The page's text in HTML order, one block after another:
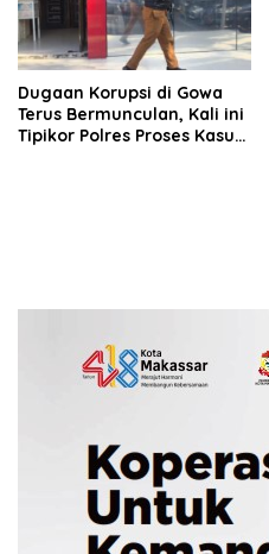
Dugaan Korupsi di Gowa
Terus Bermunculan, Kali ini
Tipikor Polres Proses Kasus